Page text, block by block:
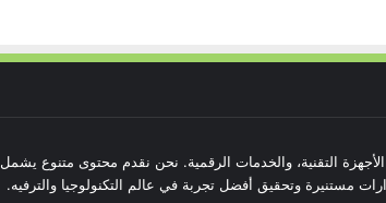
التقنية، والخدمات الرقمية. نحن نقدم محتوى متنوع يشمل
مستنيرة وتحقيق أفضل تجربة في عالم التكنولوجيا والترفيه.